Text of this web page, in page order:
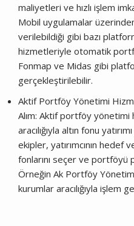
maliyetleri ve hızlı işlem
Mobil uygulamalar
verilebildiği gibi bazı
hizmetleriyle otomatik
Fonmap ve Midas gibi
gerçekleştirilebilir.
Aktif Portföy Yönetimi
Alım: Aktif portföy yönetimi
aracılığıyla altın fonu
ekipler, yatırımcının hedef
fonlarını seçer ve
Örneğin Ak Portföy
kurumlar aracılığıyla işlem